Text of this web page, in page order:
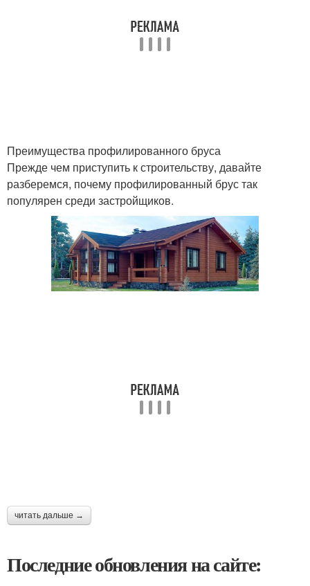
Преимущества профилированного бруса
Прежде чем приступить к строительству, давайте
разберемся, почему профилированный брус так
популярен среди застройщиков.
читать дальше →
Последние обновления на сайте: